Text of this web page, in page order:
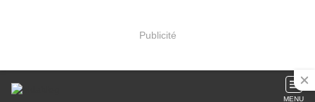
Publicité
MENU